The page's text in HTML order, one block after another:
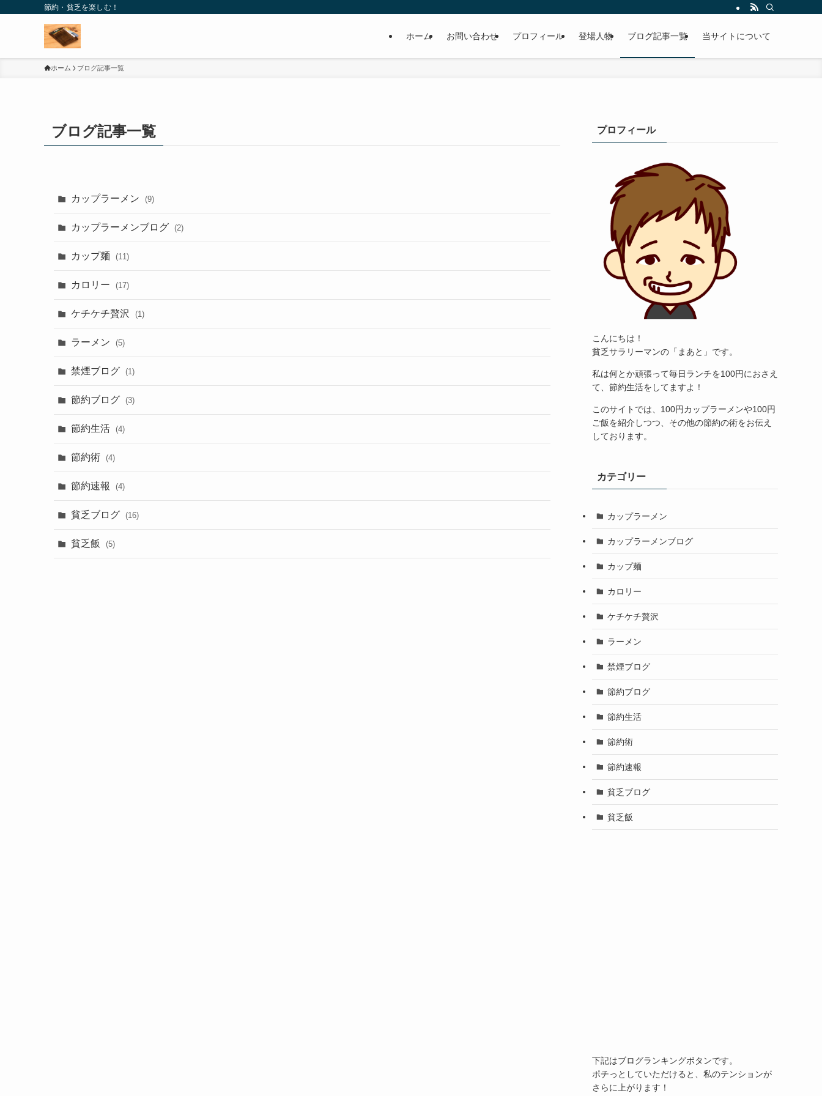
節約・貧乏を楽しむ！
ホーム お問い合わせ プロフィール 登場人物 ブログ記事一覧 当サイトについて
ホーム ブログ記事一覧
ブログ記事一覧
カップラーメン (9)
カップラーメンブログ (2)
カップ麺 (11)
カロリー (17)
ケチケチ贅沢 (1)
ラーメン (5)
禁煙ブログ (1)
節約ブログ (3)
節約生活 (4)
節約術 (4)
節約速報 (4)
貧乏ブログ (16)
貧乏飯 (5)
プロフィール
こんにちは！
貧乏サラリーマンの「まあと」です。
私は何とか頑張って毎日ランチを100円におさえ
て、節約生活をしてますよ！
このサイトでは、100円カップラーメンや100円
ご飯を紹介しつつ、その他の節約の術をお伝え
しております。
カテゴリー
カップラーメン
カップラーメンブログ
カップ麺
カロリー
ケチケチ贅沢
ラーメン
禁煙ブログ
節約ブログ
節約生活
節約術
節約速報
貧乏ブログ
貧乏飯
下記はブログランキングボタンです。
ポチっとしていただけると、私のテンションが
さらに上がります！